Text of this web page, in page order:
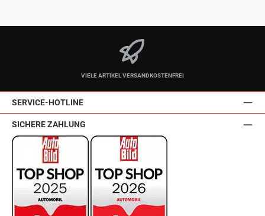
VIELE ARTIKEL VERSANDKOSTENFREI
SERVICE-HOTLINE
SICHERE ZAHLUNG